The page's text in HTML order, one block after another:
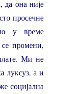
да она није
просечне
у време
промени,
Ми не
луксуз, а и
социјална